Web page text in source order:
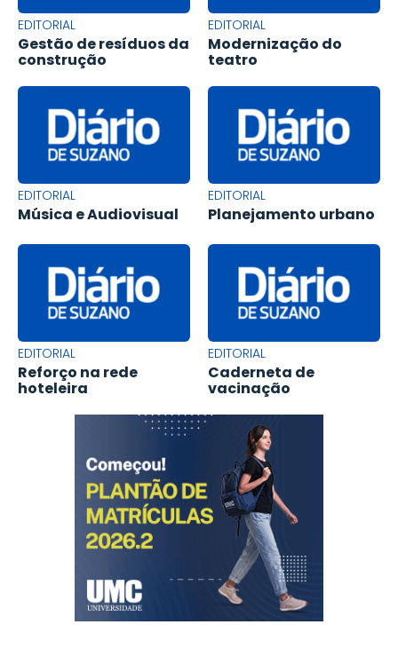
EDITORIAL
Gestão de resíduos da
construção
EDITORIAL
Modernização do
teatro
EDITORIAL
Música e Audiovisual
EDITORIAL
Planejamento urbano
EDITORIAL
Reforço na rede
hoteleira
EDITORIAL
Caderneta de
vacinação